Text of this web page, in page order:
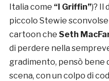
Italia come “I Griffin”)? Il
piccolo Stewie
cartoon che Seth
di perdere nella
gradimento, pensò bene
scena, con un colpo di